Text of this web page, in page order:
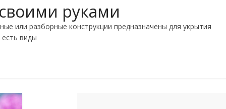
руками
или разборные конструкции предназначены для укрытия
виды